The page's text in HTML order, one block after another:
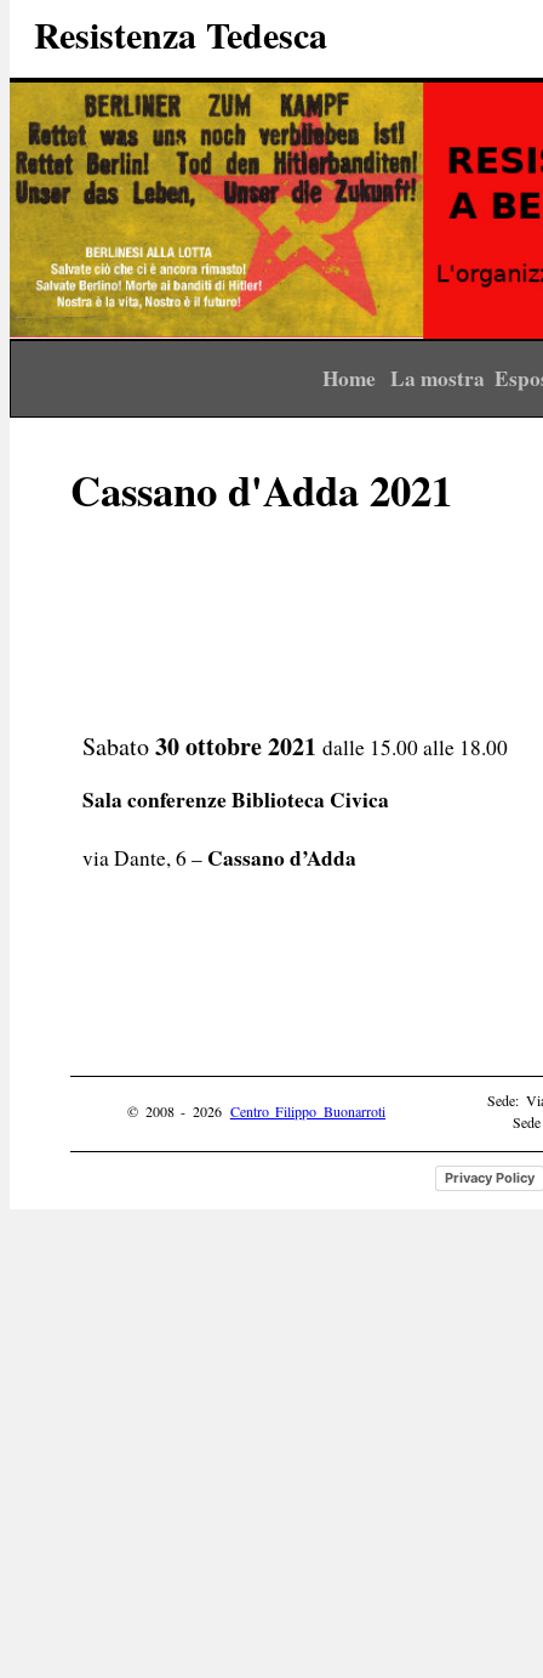
Resistenza Tedesca
Home La mostra
Cassano d'Adda 2021
Sabato30 ottobre 2021 dalle 15.00 alle 18.00
Sala conferenze Biblioteca Civica
via Dante, 6 – Cassano d’Adda
© 2008 - 2026 Centro Filippo Buonarroti
Sede:
Privacy Policy